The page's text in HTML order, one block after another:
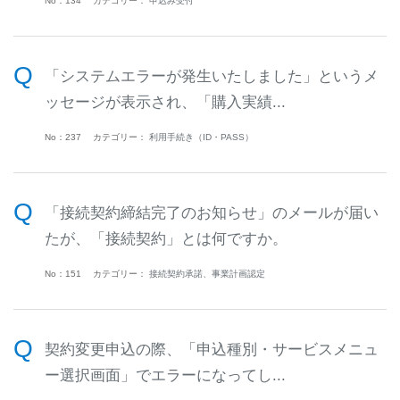
「システムエラーが発生いたしました」というメ
ッセージが表示され、「購入実績...
No：237 カテゴリー： 利用手続き（ID・PASS）
「接続契約締結完了のお知らせ」のメールが届い
たが、「接続契約」とは何ですか。
No：151 カテゴリー： 接続契約承諾、事業計画認定
契約変更申込の際、「申込種別・サービスメニュ
ー選択画面」でエラーになってし...